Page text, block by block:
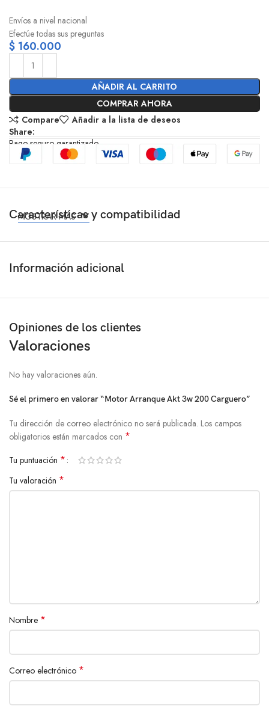
Envíos a nivel nacional
Efectúe todas sus preguntas
$ 160.000
AÑADIR AL CARRITO
COMPRAR AHORA
Compare
Añadir a la lista de deseos
Share:
Pago seguro garantizado
Características y compatibilidad
MOSTRAR MÁS
Información adicional
Opiniones de los clientes
Valoraciones
No hay valoraciones aún.
Sé el primero en valorar “Motor Arranque Akt 3w 200 Carguero”
Tu dirección de correo electrónico no será publicada. Los campos
obligatorios están marcados con *
Tu puntuación *
Tu valoración *
Nombre *
Correo electrónico *